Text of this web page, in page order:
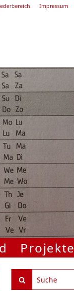
Impressum
Konzert
Projekte